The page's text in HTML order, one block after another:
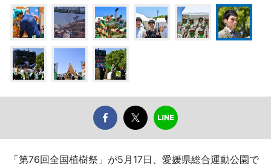
「第76回全国植樹祭」が5月17日、愛媛県総合運動公園で